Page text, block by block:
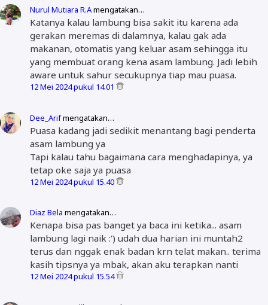
Nurul Mutiara R.Amengatakan…
Katanya kalau lambung bisa sakit itu karena ada
gerakan meremas di dalamnya, kalau gak ada
makanan, otomatis yang keluar asam sehingga itu
yang membuat orang kena asam lambung. Jadi lebih
aware untuk sahur secukupnya tiap mau puasa.
12 Mei 2024 pukul 14.01
Dee_Arifmengatakan…
Puasa kadang jadi sedikit menantang bagi penderta
asam lambung ya
Tapi kalau tahu bagaimana cara menghadapinya, ya
tetap oke saja ya puasa
12 Mei 2024 pukul 15.40
Diaz Bela mengatakan…
Kenapa bisa pas banget ya baca ini ketika... asam
lambung lagi naik :') udah dua harian ini muntah2
terus dan nggak enak badan krn telat makan.. terima
kasih tipsnya ya mbak, akan aku terapkan nanti
12 Mei 2024 pukul 15.54